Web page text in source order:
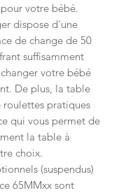
votre bébé.
dispose d'une
de change de 50
suffisamment
votre bébé
De plus, la table
roulettes pratiques
qui vous permet de
la table à
choix.
(suspendus)
65MMxx sont